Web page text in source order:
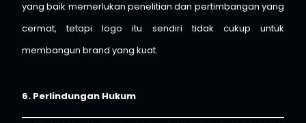
yang baik memerlukan penelitian dan pertimbangan yang
cermat, tetapi logo itu sendiri tidak cukup untuk
membangun brand yang kuat.
6. Perlindungan Hukum